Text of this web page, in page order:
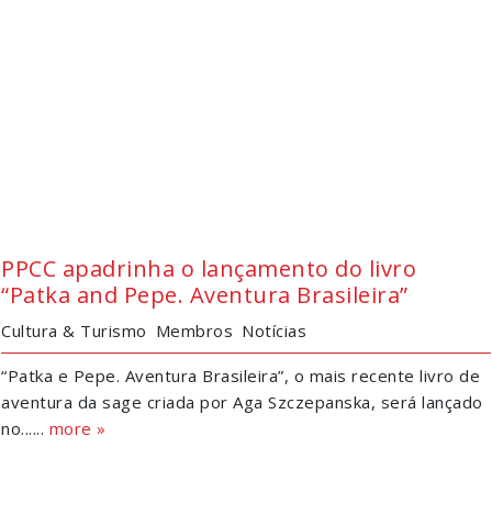
PPCC apadrinha o lançamento do livro
“Patka and Pepe. Aventura Brasileira”
Cultura & Turismo Membros Notícias
“Patka e Pepe. Aventura Brasileira”, o mais recente livro de
aventura da sage criada por Aga Szczepanska, será lançado
no...... more »